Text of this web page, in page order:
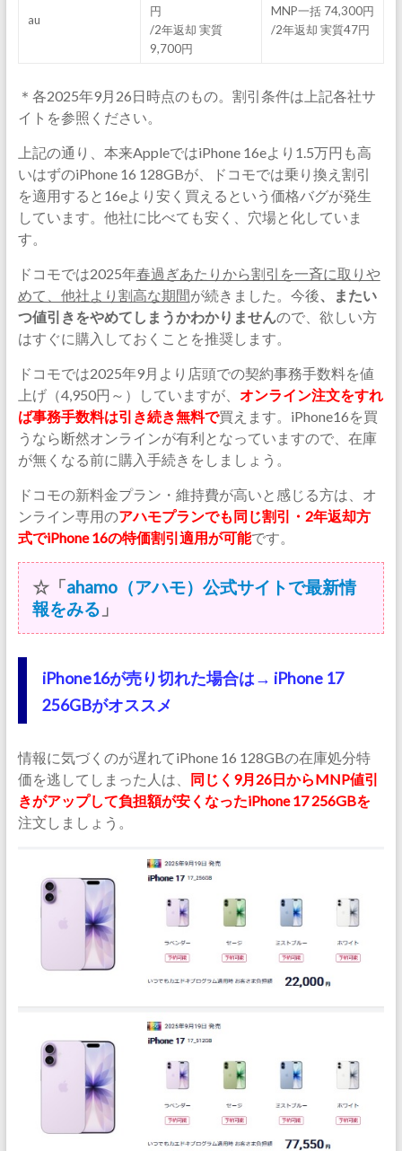
au
円
/2年返却 実質
9,700円
MNP一括 74,300円
/2年返却 実質47円
＊各2025年9月26日時点のもの。割引条件は上記各社サ
イトを参照ください。
上記の通り、本来AppleではiPhone 16eより1.5万円も高
いはずのiPhone 16 128GBが、ドコモでは乗り換え割引
を適用すると16eより安く買えるという価格バグが発生
しています。他社に比べても安く、穴場と化していま
す。
ドコモでは2025年春過ぎあたりから割引を一斉に取りや
めて、他社より割高な期間が続きました。今後 、またい
つ値引きをやめてしまうかわかりませんので、欲しい方
はすぐに購入しておくことを推奨します。
ドコモでは2025年9月より店頭での契約事務手数料を値
上げ（4,950円～）していますが、 オンライン注文をすれ
ば事務手数料は引き続き無料で買えます。iPhone16を買
うなら断然オンラインが有利となっていますので、在庫
が無くなる前に購入手続きをしましょう。
ドコモの新料金プラン・維持費が高いと感じる方は、オ
ンライン専用のアハモプランでも同じ割引・2年返却方
式でiPhone 16の特価割引適用が可能です。
☆「ahamo（アハモ）公式サイトで最新情
報をみる 」
iPhone16が売り切れた場合は→ iPhone 17
256GBがオススメ
情報に気づくのが遅れてiPhone 16 128GBの在庫処分特
価を逃してしまった人は、
同じく9月26日からMNP値引
きがアップして負担額が安くなったiPhone 17 256GBを
注文しましょう。